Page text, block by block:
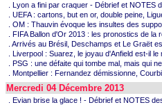
. Lyon a fini par craquer - Débrief et NOTES
. UEFA : cartons, but en or, double peine,
. OM : Thauvin évoque les insultes des
. FIFA Ballon d'Or 2013 : les pronostics de la
. Arrivés au Brésil, Deschamps et Le Graët
. Liverpool : Suarez, le joyau d'Anfield est-il
. PSG : une défaite qui tombe mal, mais qui
. Montpellier : Fernandez démissionne,
Mercredi 04 Décembre 2013
. Evian brise la glace ! - Débrief et NOTES